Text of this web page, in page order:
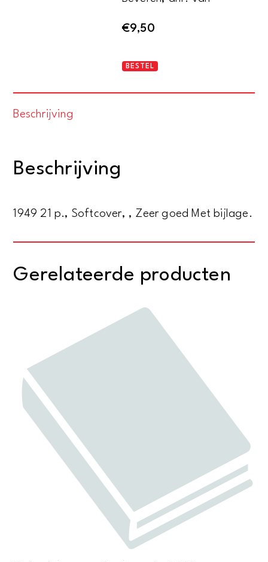
€9,50
Een
BESTEL
Beschrijving
Beschrijving
1949 21 p., Softcover, , Zeer goed Met bijlage.
Gerelateerde producten